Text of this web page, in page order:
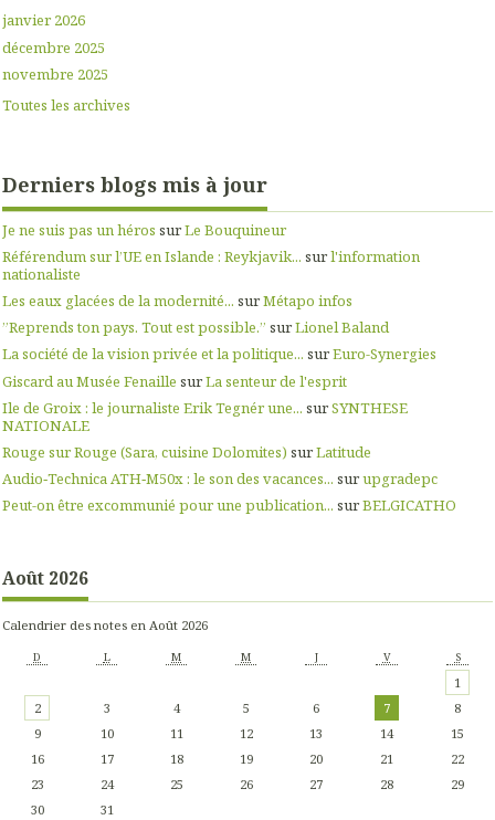
janvier 2026
décembre 2025
novembre 2025
Toutes les archives
Derniers blogs mis à jour
Je ne suis pas un héros surLe Bouquineur
Référendum sur l’UE en Islande : Reykjavik... surl'information
nationaliste
Les eaux glacées de la modernité... surMétapo infos
”Reprends ton pays. Tout est possible.” surLionel Baland
La société de la vision privée et la politique... surEuro-Synergies
Giscard au Musée Fenaille surLa senteur de l'esprit
Ile de Groix : le journaliste Erik Tegnér une... surSYNTHESE
NATIONALE
Rouge sur Rouge (Sara, cuisine Dolomites) surLatitude
Audio‑Technica ATH‑M50x : le son des vacances... surupgradepc
Peut-on être excommunié pour une publication... surBELGICATHO
Août 2026
Calendrier des notes en Août 2026
D L M M J V S
1
2
3 4 5 6 7
8
9
10 11 12 13 14
15
16
17 18 19 20 21
22
23
24 25 26 27 28
29
30
31